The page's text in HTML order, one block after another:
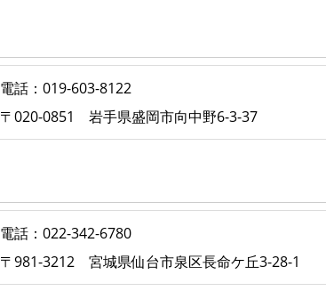
電話：019-603-8122
〒020-0851 岩手県盛岡市向中野6-3-37
電話：022-342-6780
〒981-3212 宮城県仙台市泉区長命ケ丘3-28-1